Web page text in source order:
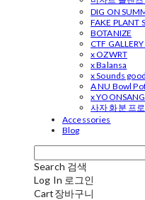
DIG ON
FAKE PLANT
BOTANIZE
CTF
x OZWRT
x Balansa
x Sounds good
A NU Bowl
x
사자 화분 프
Accessories
Blog
Search 검색
Log In 로그인
Cart장바구니